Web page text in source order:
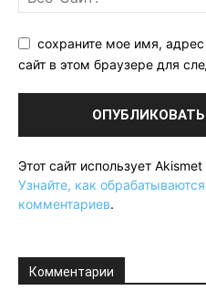
сохраните мое имя,
сайт в этом браузере для
Этот сайт использует
Узнайте, как
комментариев.
Комментарии